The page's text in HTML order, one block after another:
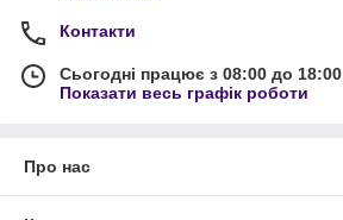
Контакти
Сьогодні працює з 08:00 до 18:00
Показати весь графік роботи
Про нас